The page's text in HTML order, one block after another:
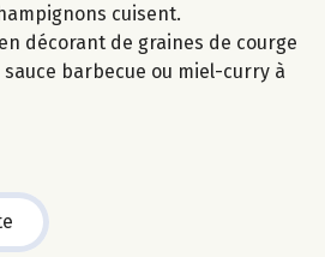
cuisent.
décorant de graines de courge
barbecue ou miel-curry à